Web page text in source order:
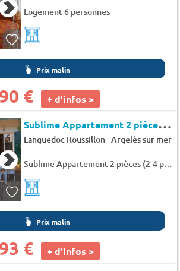
Logement 6 personnes
Prix malin
€ + d'infos >
S
ublime Appartement 2 pièces - Avenue du grau
Languedoc Roussillon-Argelès sur mer
Sublime Appartement 2 pièces (2-4 personnes) - Avenue du grau
Prix malin
€ + d'infos >